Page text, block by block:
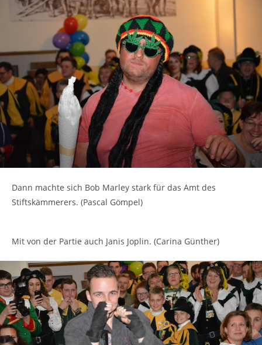
Dann machte sich Bob Marley stark für das Amt des
Stiftskämmerers. (Pascal Gömpel)
Mit von der Partie auch Janis Joplin. (Carina Günther)